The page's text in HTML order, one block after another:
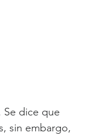
Se dice que
sin embargo,